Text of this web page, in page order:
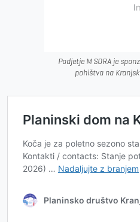
Podjetje M SORA je
pohištva na